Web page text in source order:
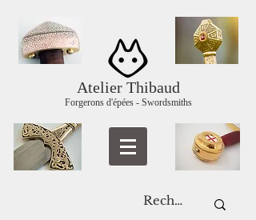
Atelier Thibaud
Forgerons d'épées - Swordsmiths